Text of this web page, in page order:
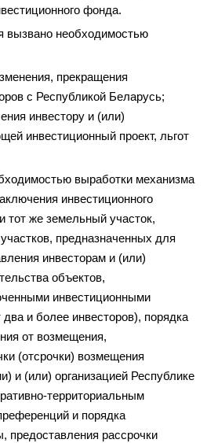
фонда.
вызвано необходимостью
прекращения
с Республикой Беларусь;
инвестору и (или)
инвестиционный проект, льгот
выработки механизма
инвестиционного
тот же земельный участок,
предназначенных для
инвесторам и (или)
объектов,
инвестиционными
и более инвесторов), порядка
от возмещения,
(отсрочки) возмещения
и (или) организацией Республике
территориальным
и порядка
предоставления рассрочки